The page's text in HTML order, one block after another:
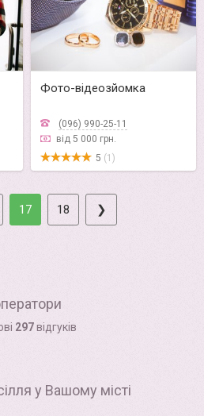
Фото-відеозйомка
(096) 990-25-11
від 5 000 грн.
5 (1)
17 18 ❯
297відгуків
у Вашому місті